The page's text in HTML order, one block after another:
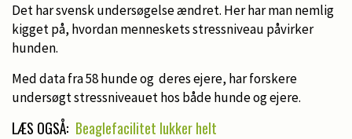
Det har svensk undersøgelse ændret. Her har man nemlig
kigget på, hvordan menneskets stressniveau påvirker
hunden.
Med data fra 58 hunde og deres ejere, har forskere
undersøgt stressniveauet hos både hunde og ejere.
LÆS OGSÅ: Beaglefacilitet lukker helt